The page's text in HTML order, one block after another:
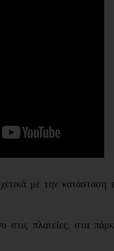
με την κατάσταση
στις πλατείες, στα